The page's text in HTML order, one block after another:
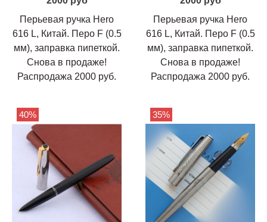
Перьевая ручка Hero
616 L, Китай. Перо F (0.5
мм), заправка пипеткой.
Снова в продаже!
Распродажа 2000 руб.
Перьевая ручка Hero
616 L, Китай. Перо F (0.5
мм), заправка пипеткой.
Снова в продаже!
Распродажа 2000 руб.
40% 35%